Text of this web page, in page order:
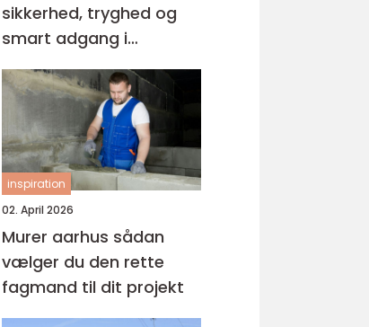
sikkerhed, tryghed og
smart adgang i
hverdagen
inspiration
02. April 2026
Murer aarhus sådan
vælger du den rette
fagmand til dit projekt